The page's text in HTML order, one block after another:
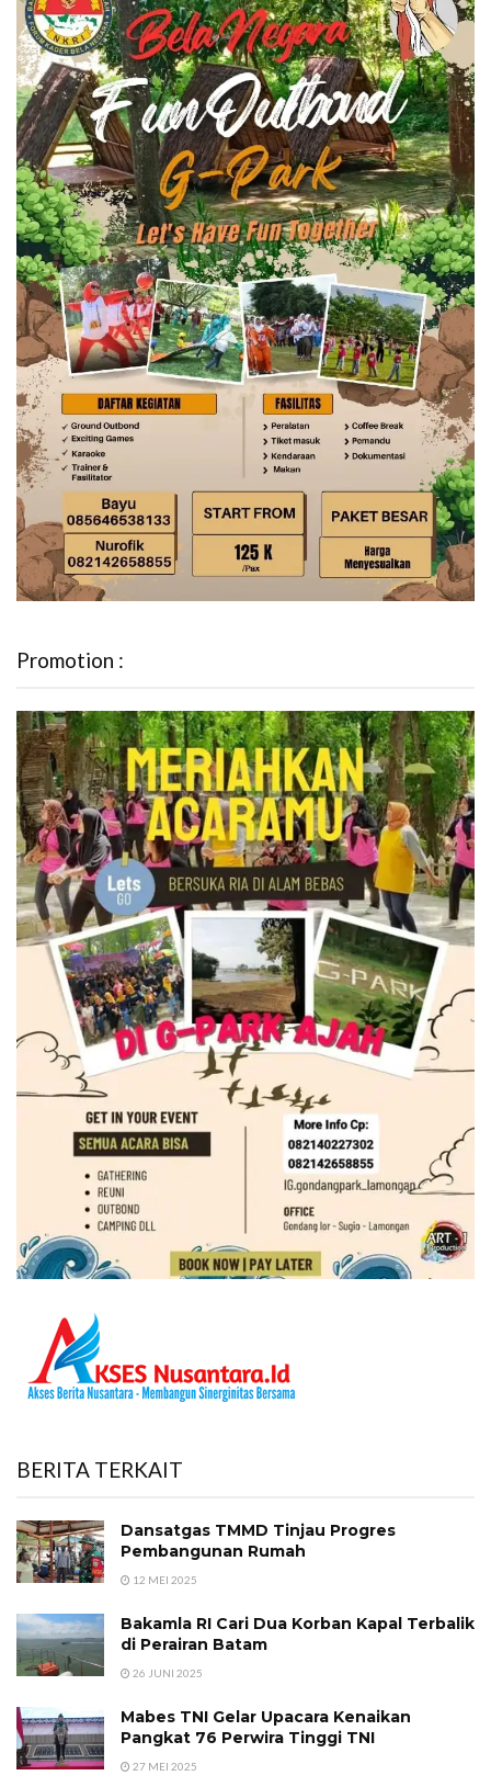
Promotion :
BERITA TERKAIT
Dansatgas TMMD Tinjau Progres
Pembangunan Rumah
12 MEI 2025
Bakamla RI Cari Dua Korban Kapal Terbalik
di Perairan Batam
26 JUNI 2025
Mabes TNI Gelar Upacara Kenaikan
Pangkat 76 Perwira Tinggi TNI
27 MEI 2025